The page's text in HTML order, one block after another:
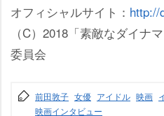
オフィシャルサイト： http://
（C）2018「素敵なダイナ
委員会
前田敦子 女優 アイドル 映画
映画インタビュー